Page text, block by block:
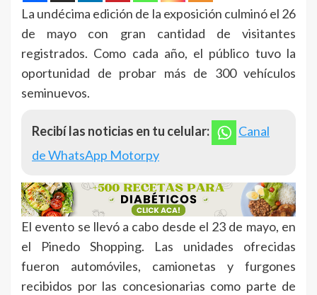
La undécima edición de la exposición culminó el 26
de mayo con gran cantidad de visitantes
registrados. Como cada año, el público tuvo la
oportunidad de probar más de 300 vehículos
seminuevos.
Recibí las noticias en tu celular:
Canal
de WhatsApp Motorpy
El evento se llevó a cabo desde el 23 de mayo, en
el Pinedo Shopping. Las unidades ofrecidas
fueron automóviles, camionetas y furgones
recibidos por las concesionarias como parte de